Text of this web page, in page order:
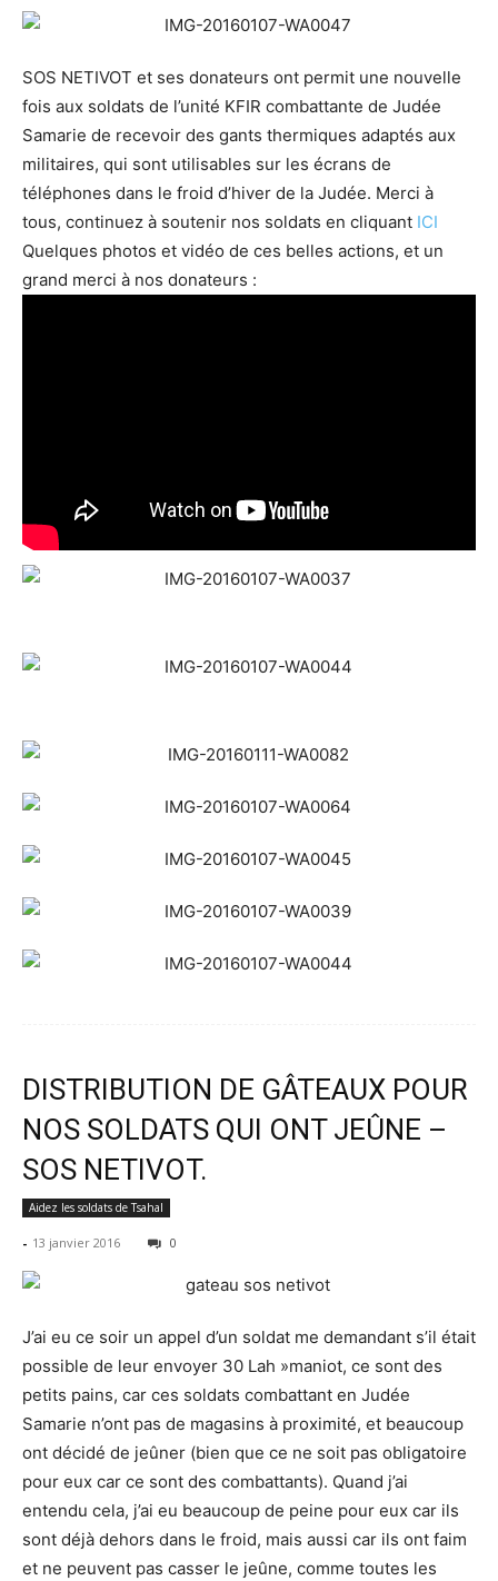
SOS NETIVOT et ses donateurs ont permit une nouvelle
fois aux soldats de l’unité KFIR combattante de Judée
Samarie de recevoir des gants thermiques adaptés aux
militaires, qui sont utilisables sur les écrans de
téléphones dans le froid d’hiver de la Judée. Merci à
tous, continuez à soutenir nos soldats en cliquant ICI
Quelques photos et vidéo de ces belles actions, et un
grand merci à nos donateurs :
DISTRIBUTION DE GÂTEAUX POUR
NOS SOLDATS QUI ONT JEÛNE –
SOS NETIVOT.
Aidez les soldats de Tsahal
- 13 janvier 2016 0
J’ai eu ce soir un appel d’un soldat me demandant s’il était
possible de leur envoyer 30 Lah »maniot, ce sont des
petits pains, car ces soldats combattant en Judée
Samarie n’ont pas de magasins à proximité, et beaucoup
ont décidé de jeûner (bien que ce ne soit pas obligatoire
pour eux car ce sont des combattants). Quand j’ai
entendu cela, j’ai eu beaucoup de peine pour eux car ils
sont déjà dehors dans le froid, mais aussi car ils ont faim
et ne peuvent pas casser le jeûne, comme toutes les